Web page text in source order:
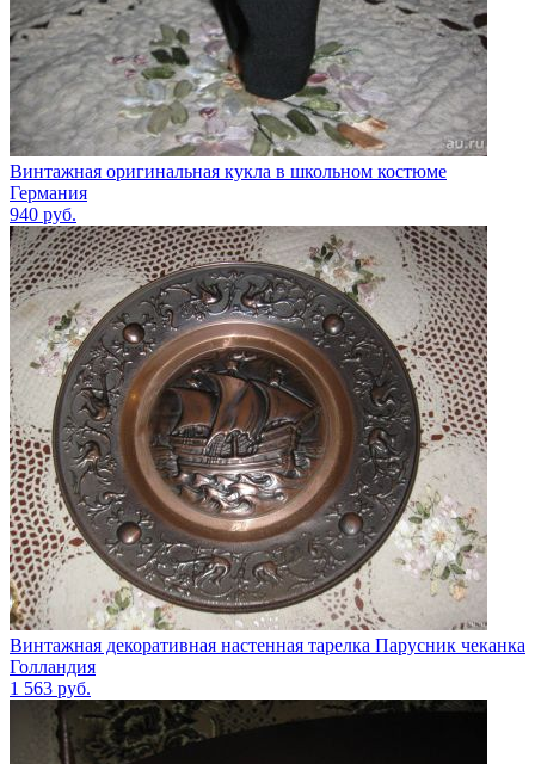
Винтажная оригинальная кукла в школьном костюме
Германия
940 руб.
Винтажная декоративная настенная тарелка Парусник чеканка
Голландия
1 563 руб.